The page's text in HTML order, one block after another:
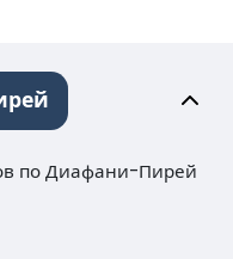
по Диафани-Пирей